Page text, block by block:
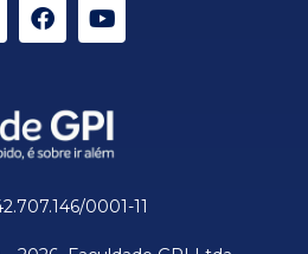
0001-11